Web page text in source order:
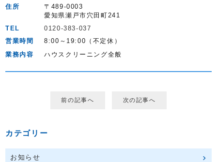
住所
〒489-0003
愛知県瀬戸市穴田町241
TEL
0120-383-037
営業時間
8:00～19:00（不定休）
業務内容
ハウスクリーニング全般
前の記事へ 次の記事へ
カテゴリー
お知らせ